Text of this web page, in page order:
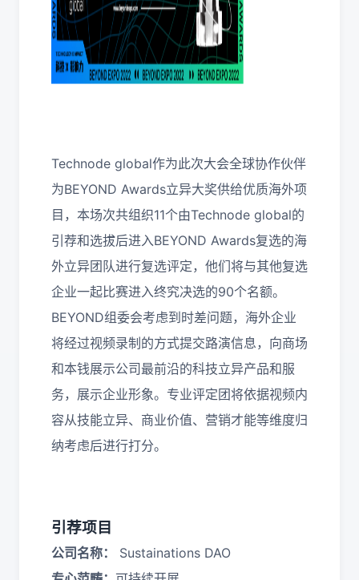
Technode global作为此次大会全球协作伙伴
为BEYOND Awards立异大奖供给优质海外项
目，本场次共组织11个由Technode global的
引荐和选拔后进入BEYOND Awards复选的海
外立异团队进行复选评定，他们将与其他复选
企业一起比赛进入终究决选的90个名额。
BEYOND组委会考虑到时差问题，海外企业
将经过视频录制的方式提交路演信息，向商场
和本钱展示公司最前沿的科技立异产品和服
务，展示企业形象。 专业评定团将依据视频内
容从技能立异、商业价值、营销才能等维度归
纳考虑后进行打分。
引荐项目
公司名称：
Sustainations DAO